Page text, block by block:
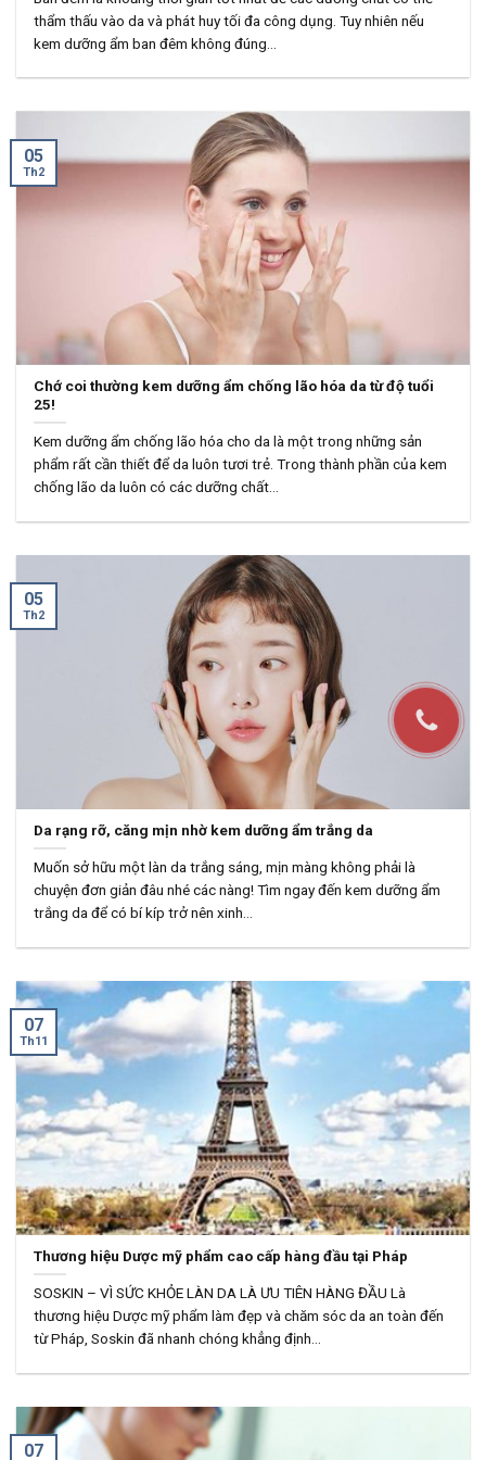
thẩm thấu vào da và phát huy tối đa công dụng. Tuy nhiên nếu
kem dưỡng ẩm ban đêm không đúng...
Chớ coi thường kem dưỡng ẩm chống lão hóa da từ độ tuổi
25!
Kem dưỡng ẩm chống lão hóa cho da là một trong những sản
phẩm rất cần thiết để da luôn tươi trẻ. Trong thành phần của kem
chống lão da luôn có các dưỡng chất...
05
Th2
Da rạng rỡ, căng mịn nhờ kem dưỡng ẩm trắng da
Muốn sở hữu một làn da trắng sáng, mịn màng không phải là
chuyện đơn giản đâu nhé các nàng! Tìm ngay đến kem dưỡng ẩm
trắng da để có bí kíp trở nên xinh...
05
Th2
Thương hiệu Dược mỹ phẩm cao cấp hàng đầu tại Pháp
SOSKIN – VÌ SỨC KHỎE LÀN DA LÀ ƯU TIÊN HÀNG ĐẦU Là
thương hiệu Dược mỹ phẩm làm đẹp và chăm sóc da an toàn đến
từ Pháp, Soskin đã nhanh chóng khẳng định...
07
Th11
07